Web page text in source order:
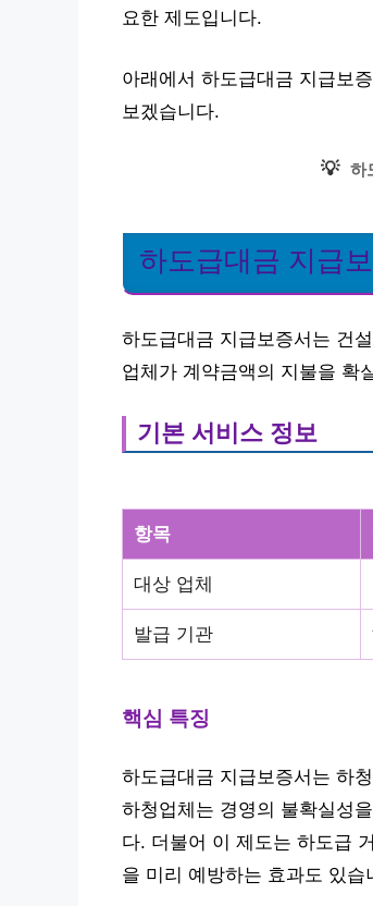
요한 제도입니다.
아래에서 하도급대금 지급보
보겠습니다.
💡 하
하도급대금 지급
하도급대금 지급보증서는 건
업체가 계약금액의 지불을 확
기본 서비스 정보
항목
대상 업체
발급 기관
핵심 특징
하도급대금 지급보증서는 하
하청업체는 경영의 불확실성
다. 더불어 이 제도는 하도급
을 미리 예방하는 효과도 있습